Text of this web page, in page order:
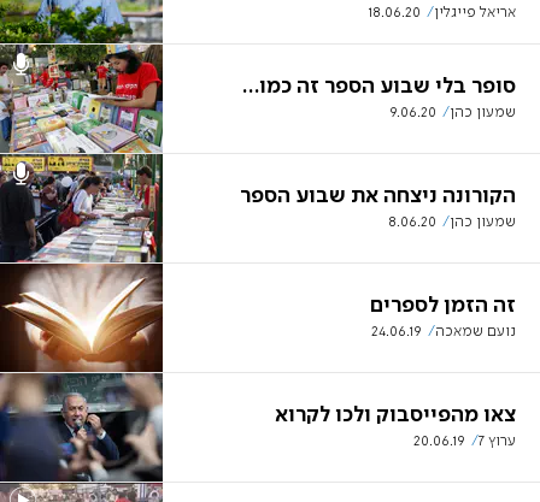
אריאל פייגלין 18.06.20
סופר בלי שבוע הספר זה כמו...
שמעון כהן 9.06.20
הקורונה ניצחה את שבוע הספר
שמעון כהן 8.06.20
זה הזמן לספרים
נועם שמאכה 24.06.19
צאו מהפייסבוק ולכו לקרוא
ערוץ 7 20.06.19